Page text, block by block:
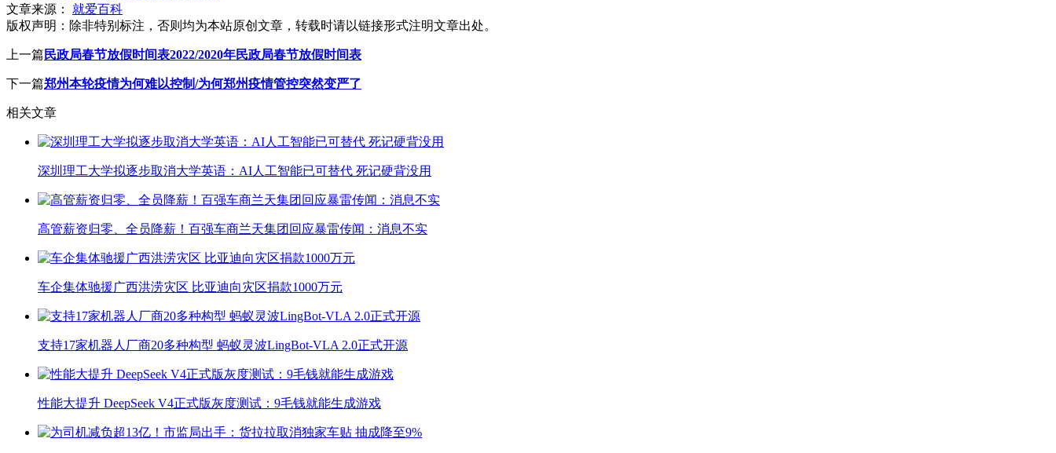
文章来源：
就爱百科
版权声明： 除非特别标注，否则均为本站原创文章，转载时请以链接形式注明文章出处。
上一篇 民政局春节放假时间表2022/2020年民政局春节放假时间表
下一篇郑州本轮疫情为何难以控制/为何郑州疫情管控突然变严了
相关文章
深圳理工大学拟逐步取消大学英语：AI人工智能已可替代 死记硬背没用
高管薪资归零、全员降薪！百强车商兰天集团回应暴雷传闻：消息不实
车企集体驰援广西洪涝灾区 比亚迪向灾区捐款1000万元
支持17家机器人厂商20多种构型 蚂蚁灵波LingBot-VLA 2.0正式开源
性能大提升 DeepSeek V4正式版灰度测试：9毛钱就能生成游戏